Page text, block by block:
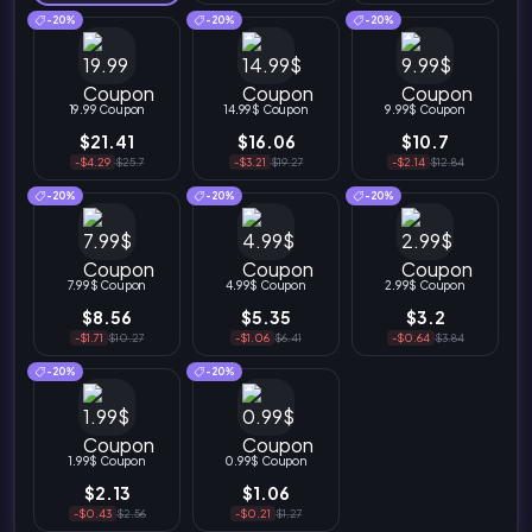
-20%
19.99 Coupon
$21.41
-$4.29 $25.7
-20%
14.99$ Coupon
$16.06
-$3.21 $19.27
-20%
9.99$ Coupon
$10.7
-$2.14 $12.84
-20%
7.99$ Coupon
$8.56
-$1.71 $10.27
-20%
4.99$ Coupon
$5.35
-$1.06 $6.41
-20%
2.99$ Coupon
$3.2
-$0.64 $3.84
-20%
1.99$ Coupon
$2.13
-$0.43 $2.56
-20%
0.99$ Coupon
$1.06
-$0.21 $1.27